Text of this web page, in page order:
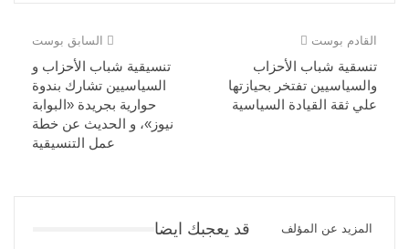
السابق بوست
تنسيقية شباب الأحزاب و
السياسيين تشارك بندوة
حوارية بجريدة «البوابة
نيوز»، و الحديث عن خطة
عمل التنسيقية
القادم بوست
تنسقية شباب الأحزاب
والسياسيين تفتخر بحيازتها
علي ثقة القيادة السياسية
قد يعجبك ايضا المزيد عن المؤلف